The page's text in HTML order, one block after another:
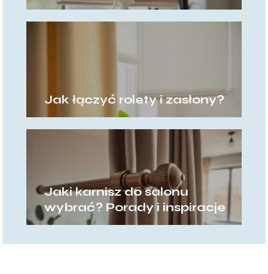
Jak łączyć rolety i zasłony?
Jaki karnisz do salonu
wybrać? Porady i inspiracje